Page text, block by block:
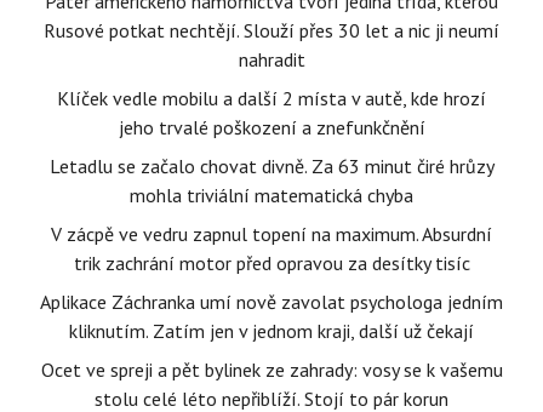
Rusové potkat nechtějí. Slouží přes 30 let a nic ji neumí
nahradit
Klíček vedle mobilu a další 2 místa v autě, kde hrozí
jeho trvalé poškození a znefunkčnění
Letadlu se začalo chovat divně. Za 63 minut čiré hrůzy
mohla triviální matematická chyba
V zácpě ve vedru zapnul topení na maximum. Absurdní
trik zachrání motor před opravou za desítky tisíc
Aplikace Záchranka umí nově zavolat psychologa jedním
kliknutím. Zatím jen v jednom kraji, další už čekají
Ocet ve spreji a pět bylinek ze zahrady: vosy se k vašemu
stolu celé léto nepřiblíží. Stojí to pár korun